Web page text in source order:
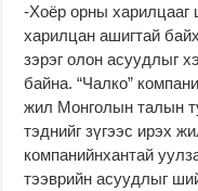
-Хоёр орны харилцааг
харилцан ашигтай
зэрэг олон асуудлыг
байна. “Чалко”
жил Монголын талын
тэднийг зүгээс ирэх
компанийнхантай
тээврийн асуудлыг